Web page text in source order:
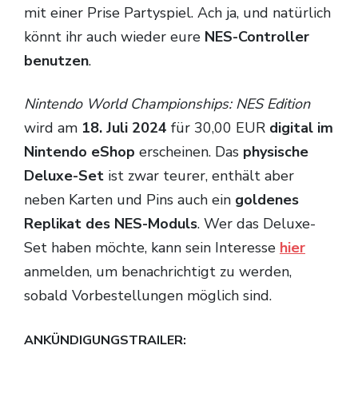
mit einer Prise Partyspiel. Ach ja, und natürlich
könnt ihr auch wieder eure NES-Controller
benutzen.
Nintendo World Championships: NES Edition
wird am 18. Juli 2024 für 30,00 EUR digital im
Nintendo eShop erscheinen. Das physische
Deluxe-Set ist zwar teurer, enthält aber
neben Karten und Pins auch ein goldenes
Replikat des NES-Moduls. Wer das Deluxe-
Set haben möchte, kann sein Interesse hier
anmelden, um benachrichtigt zu werden,
sobald Vorbestellungen möglich sind.
ANKÜNDIGUNGSTRAILER: